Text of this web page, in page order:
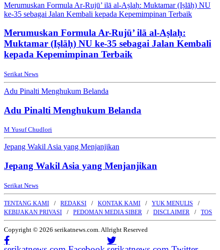
Merumuskan Formula Ar-Rujū’ ilā al-Aṣlaḥ: Muktamar (Iṣlāḥ) NU
ke-35 sebagai Jalan Kembali kepada Kepemimpinan Terbaik
Merumuskan Formula Ar-Rujū’ ilā al-Aṣlaḥ:
Muktamar (Iṣlāḥ) NU ke-35 sebagai Jalan Kembali
kepada Kepemimpinan Terbaik
Serikat News
Adu Pinalti Menghukum Belanda
Adu Pinalti Menghukum Belanda
M Yusuf Chudlori
Jepang Wakil Asia yang Menjanjikan
Jepang Wakil Asia yang Menjanjikan
Serikat News
TENTANG KAMI REDAKSI KONTAK KAMI
YUK MENULIS
KEBIJAKAN PRIVASI
PEDOMAN MEDIA SIBER DISCLAIMER TOS
Copyright © 2026 serikatnews.com. Allright Reserved